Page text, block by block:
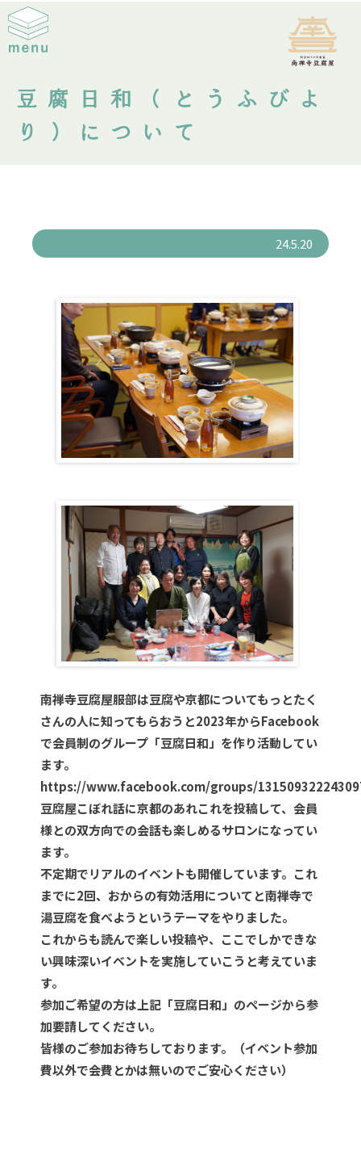
豆腐日和（とうふびよ
り）について
24.5.20
南禅寺豆腐屋服部は豆腐や京都についてもっとたく
さんの人に知ってもらおうと2023年からFacebook
で会員制のグループ「豆腐日和」を作り活動してい
ます。
https://www.facebook.com/groups/
豆腐屋こぼれ話に京都のあれこれを投稿して、会員
様との双方向での会話も楽しめるサロンになってい
ます。
不定期でリアルのイベントも開催しています。これ
までに2回、おからの有効活用についてと南禅寺で
湯豆腐を食べようというテーマをやりました。
これからも読んで楽しい投稿や、ここでしかできな
い興味深いイベントを実施していこうと考えていま
す。
参加ご希望の方は上記「豆腐日和」のページから参
加要請してください。
皆様のご参加お待ちしております。（イベント参加
費以外で会費とかは無いのでご安心ください）